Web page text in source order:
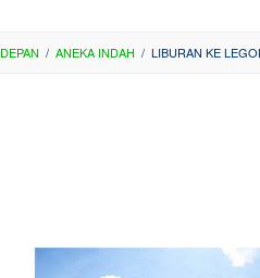
DEPAN / ANEKA INDAH / LIBURAN KE